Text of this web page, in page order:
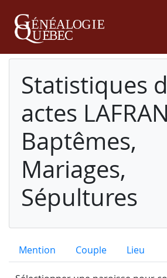
Statistiques
actes
Baptêmes,
Mariages,
Sépultures
Mention Couple Lieu